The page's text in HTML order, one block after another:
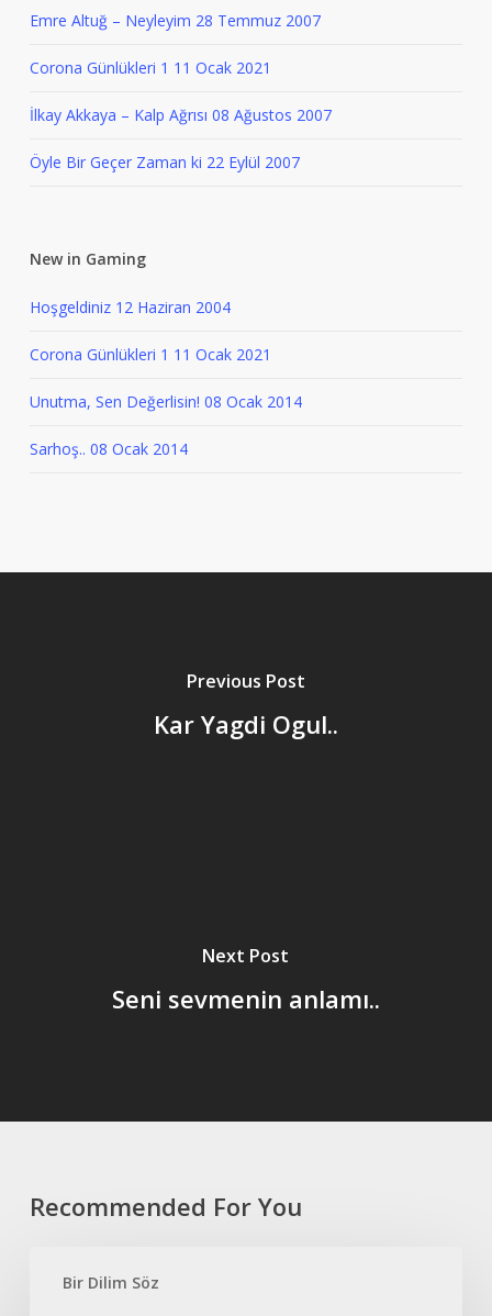
Emre Altuğ – Neyleyim 28 Temmuz 2007
Corona Günlükleri 1 11 Ocak 2021
İlkay Akkaya – Kalp Ağrısı 08 Ağustos 2007
Öyle Bir Geçer Zaman ki 22 Eylül 2007
New in Gaming
Hoşgeldiniz 12 Haziran 2004
Corona Günlükleri 1 11 Ocak 2021
Unutma, Sen Değerlisin! 08 Ocak 2014
Sarhoş.. 08 Ocak 2014
Previous Post
Kar Yagdi Ogul..
Next Post
Seni sevmenin anlamı..
Recommended For You
Bir Dilim Söz